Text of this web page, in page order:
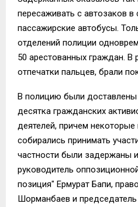
пересаживать с автозаков
пассажирские автобусы.
отделений полиции
50 арестованных граждан. В
отпечатки пальцев, брали
В полицию были
десятка гражданских
деятелей, причем
собирались принимать
частности были задержаны
руководитель
позиция" Ермурат Бапи,
Шорманбаев и председатель